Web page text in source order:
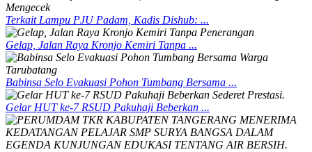
Terkait Lampu PJU Padam, Kadis Dishub: ...
Gelap, Jalan Raya Kronjo Kemiri Tanpa ...
Babinsa Selo Evakuasi Pohon Tumbang Bersama ...
Gelar HUT ke-7 RSUD Pakuhaji Beberkan ...